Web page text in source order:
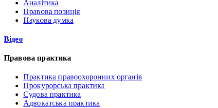
Аналітика
Правова позиція
Наукова думка
Відео
Правова практика
Практика правоохоронних органів
Прокурорська практика
Судова практика
Адвокатська практика